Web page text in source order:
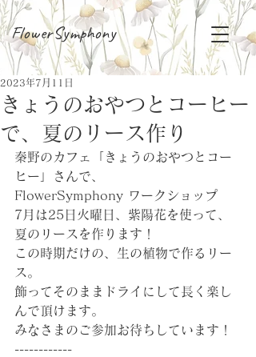
FlowerSymphony
きょうのおやつとコーヒー
で、夏のリース作り
2023年7月11日
秦野のカフェ「きょうのおやつとコー
ヒー」さんで、
FlowerSymphony ワークショップ
7月は25日火曜日、紫陽花を使って、
夏のリースを作ります！
この時期だけの、生の植物で作るリー
ス。
飾ってそのままドライにして長く楽し
んで頂けます。
みなさまのご参加お待ちしています！
------------